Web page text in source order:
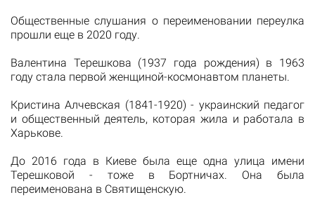
Общественные слушания о переименовании переулка
прошли еще в 2020 году.
Валентина Терешкова (1937 года рождения) в 1963
году стала первой женщиной-космонавтом планеты.
Кристина Алчевская (1841-1920) - украинский педагог
и общественный деятель, которая жила и работала в
Харькове.
До 2016 года в Киеве была еще одна улица имени
Терешковой - тоже в Бортничах. Она была
переименована в Святищенскую.